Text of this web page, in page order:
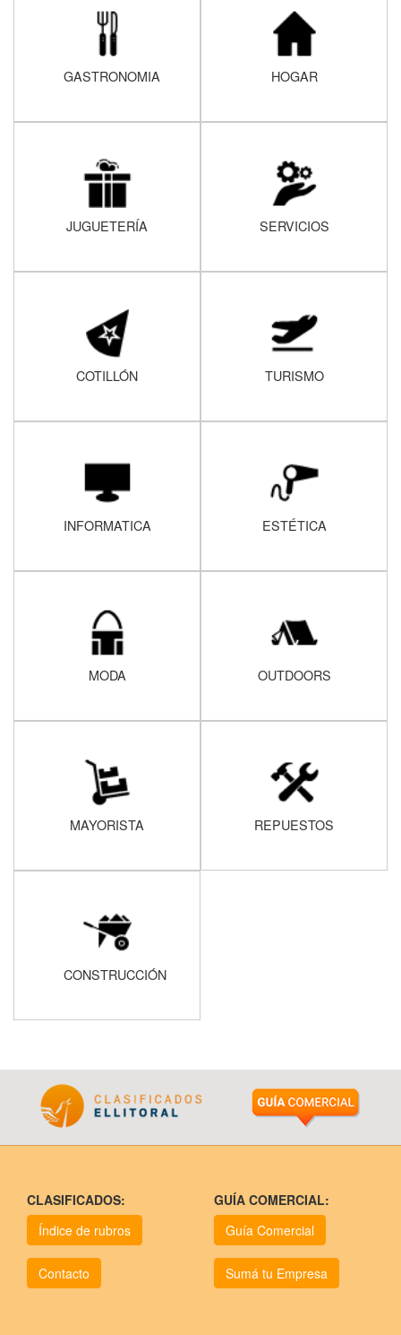
GASTRONOMIA HOGAR
JUGUETERÍA SERVICIOS
COTILLÓN TURISMO
INFORMATICA ESTÉTICA
MODA OUTDOORS
MAYORISTA REPUESTOS
CONSTRUCCIÓN
CLASIFICADOS:
Índice de rubros
Contacto
GUÍA COMERCIAL:
Guía Comercial
Sumá tu Empresa